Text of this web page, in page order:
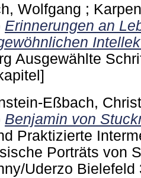
Wolfgang ;
Erinnerungen an
Ausgewählte
Eßbach,
Benjamin von
Praktizierte
Porträts von
Uderzo Bielefeld